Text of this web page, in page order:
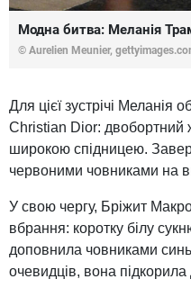
Модна битва: Меланія
© Aurelien Meunier,
Для цієї зустрічі Меланія
Christian Dior: двобортний
широкою спідницею.
червоними човниками на
У свою чергу, Бріжит
вбрання: коротку білу
доповнила човниками
очевидців, вона